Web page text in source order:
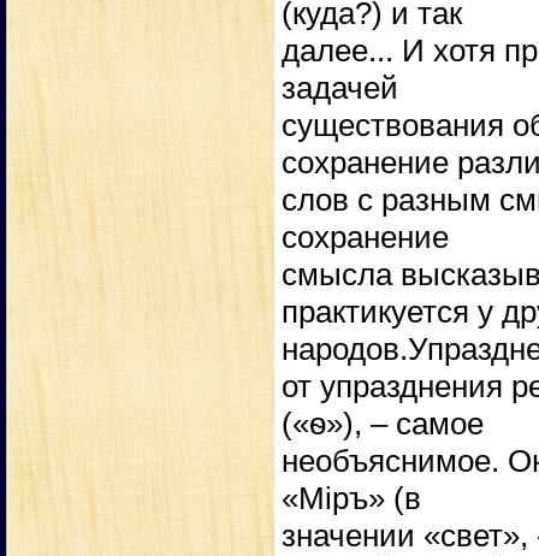
(куда?) и так
далее... И хотя
задачей
существования
сохранение
слов с разным
сохранение
смысла
практикуется у
от упразднения
(«ѳ»), – самое
необъяснимое.
«Мiръ» (в
значении